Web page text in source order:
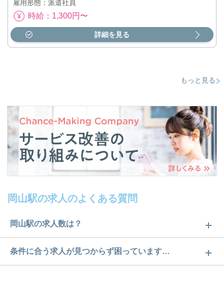
雇用形態：派遣社員
時給：1,300円〜
詳細を見る
もっと見る
岡山駅の求人のよくある質問
岡山駅の求人数は？
岡山駅の求人数は11件です。どのような求人がある
かぜひチェックしてみてください。
条件に合う求人が見つからず困っています…